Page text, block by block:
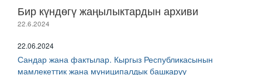
Бир күндөгү жаңылыктардын архиви
22.6.2024
22.06.2024
Сандар жана фактылар. Кыргыз Республикасынын
мамлекеттик жана муниципалдык башкаруу